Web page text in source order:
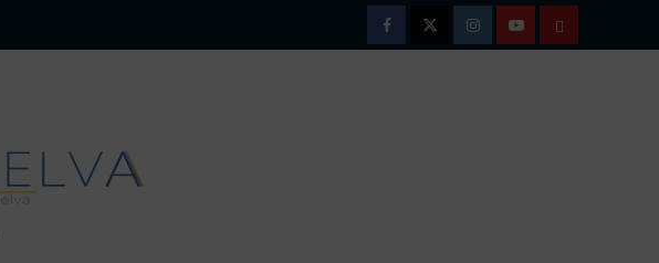
FacebookTwitterInstagramYoutubeTÉRMINOS